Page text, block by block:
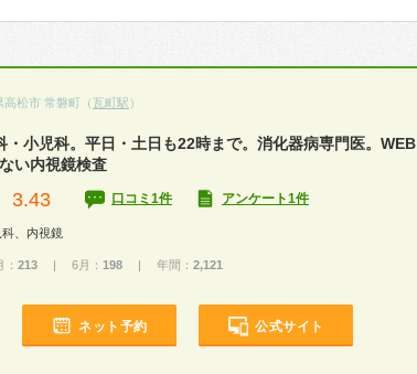
高松市 常磐町（瓦町駅 ）
・小児科。平日・土日も22時まで。消化器病専門医。WEB
い内視鏡検査
3.43 口コミ1件 アンケート1件
、内視鏡
213 | 6月： 198 | 年間： 2,121
ネット予約 公式サイト